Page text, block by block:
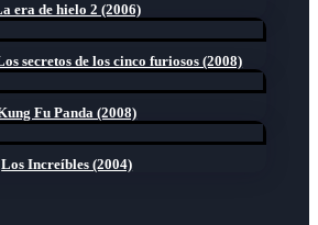
era de hielo 2 (2006)
secretos de los cinco furiosos (2008)
Fu Panda (2008)
Los Increíbles (2004)